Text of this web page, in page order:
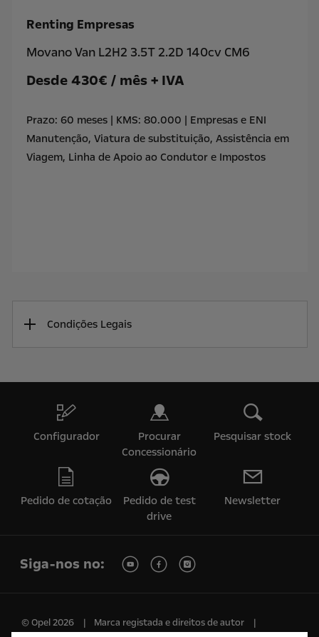
Renting Empresas
Movano Van L2H2 3.5T 2.2D 140cv CM6
Desde 430€ / mês + IVA
Prazo: 60 meses | KMS: 80.000 | Empresas e ENI
Manutenção, Viatura de substituição, Assistência em
Viagem, Linha de Apoio ao Condutor e Impostos
Condições Legais
Configurador
Procurar
Concessionário
Pesquisar stock
Pedido de cotação
Pedido de test
drive
Newsletter
Siga-nos no:
© Opel 2026
Marca registada e direitos de autor